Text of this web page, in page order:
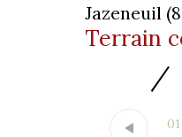
Jazeneuil
Terrain
01